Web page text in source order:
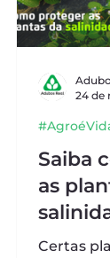
Saiba
as
Certas
24 de